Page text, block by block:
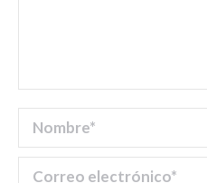
Nombre *
Correo electrónico *